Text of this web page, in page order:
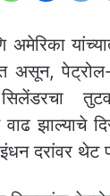
असून, पेट्रोल-
वाढ झाल्याचे
दरांवर थेट